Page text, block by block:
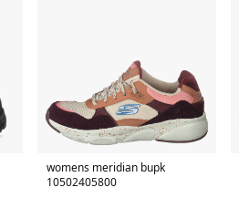
womens meridian bupk
10502405800